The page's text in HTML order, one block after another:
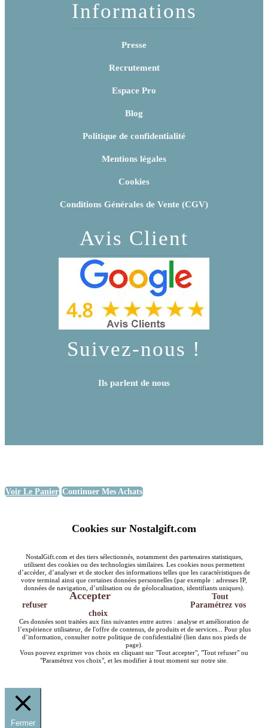
Informations
Presse
Recrutement
Espace Pro
Blog
Politique de confidentialité
Mentions légales
Cookies
Conditions Générales de Vente (CGV)
Avis Client
Suivez-nous !
Ils parlent de nous
Voir Le Panier Continuer Mes Achats
Cookies sur Nostalgift.com
NostalGift.com et des tiers sélectionnés, notamment des partenaires statistiques,
utilisent des cookies ou des technologies similaires. Les cookies nous permettent
d’accéder, d’analyser et de stocker des informations telles que les caractéristiques de
votre terminal ainsi que certaines données personnelles (par exemple : adresses IP,
données de navigation, d’utilisation ou de géolocalisation, identifiants uniques).
Accepter
Tout
refuser
Paramétrez vos
choix
Ces données sont traitées aux fins suivantes entre autres : analyse et amélioration de
l’expérience utilisateur, de l'offre de contenus, de produits et de services... Pour plus
d’information, consulter notre politique de confidentialité (lien dans nos pieds de
page).
Vous pouvez exprimer vos choix en cliquant sur "Tout accepter", "Tout refuser" ou
"Paramétrez vos choix", et les modifier à tout moment sur notre site.
Fermer